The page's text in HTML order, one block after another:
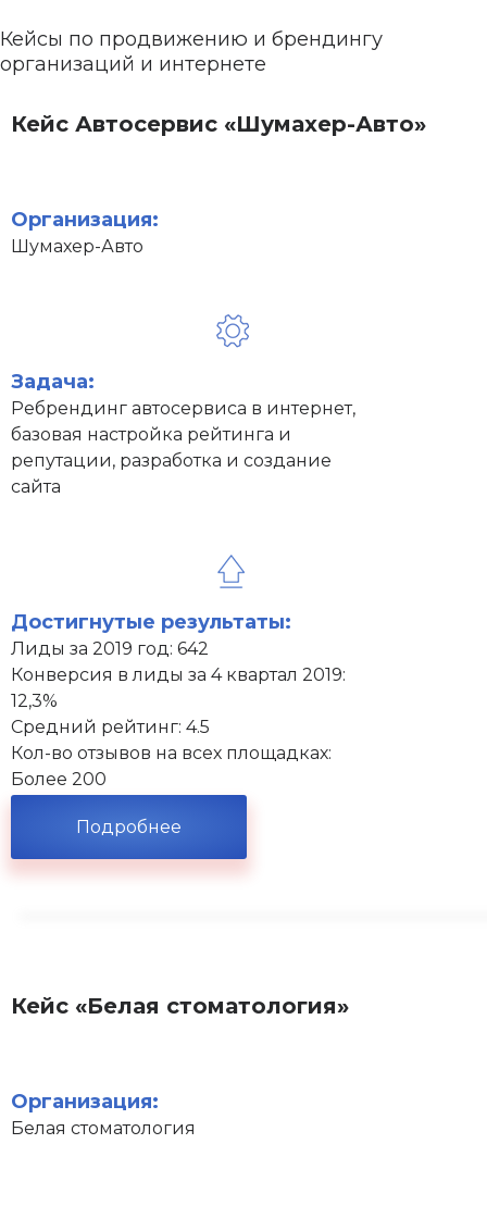
Кейсы по продвижению и брендингу
организаций и интернете
Кейс Автосервис «Шумахер-Авто»
Организация:
Шумахер-Авто
Задача:
Ребрендинг автосервиса в интернет,
базовая настройка рейтинга и
репутации, разработка и создание
сайта
Достигнутые результаты:
Лиды за 2019 год: 642
Конверсия в лиды за 4 квартал 2019:
12,3%
Средний рейтинг: 4.5
Кол-во отзывов на всех площадках:
Более 200
Подробнее
Кейс «Белая стоматология»
Организация:
Белая стоматология